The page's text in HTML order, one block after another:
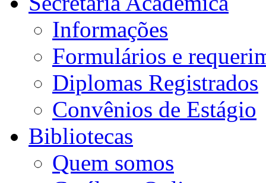
Informações
Formulários e
Diplomas Registrados
Convênios de Estágio
Bibliotecas
Quem somos